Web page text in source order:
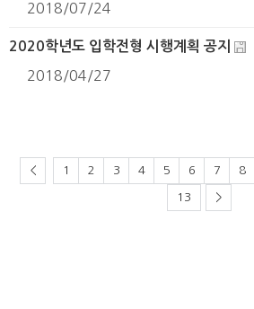
2018/07/24
2020학년도 입학전형 시행계획 공지
2018/04/27
< 1 2 3 4 5 6 7 8
13 >